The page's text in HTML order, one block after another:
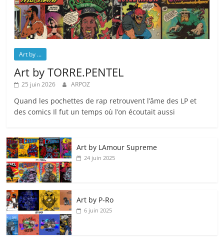
Art by ...
Art by TORRE.PENTEL
25 juin 2026 ARPOZ
Quand les pochettes de rap retrouvent l’âme des LP et
des comics Il fut un temps où l’on écoutait aussi
Art by LAmour Supreme
24 juin 2025
Art by P‑Ro
6 juin 2025